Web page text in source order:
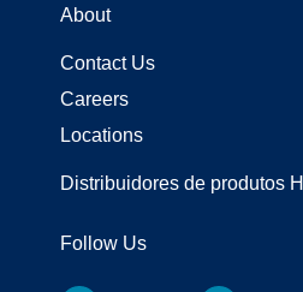
About
Contact Us
Careers
Locations
Distribuidores de produtos
Follow Us